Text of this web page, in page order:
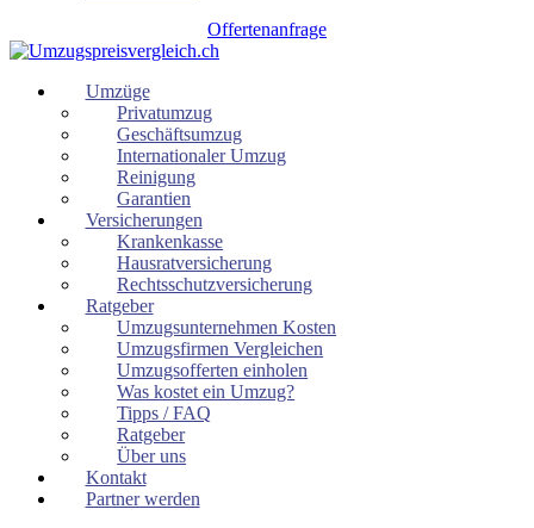
Offertenanfrage
Umzüge
Privatumzug
Geschäftsumzug
Internationaler Umzug
Reinigung
Garantien
Versicherungen
Krankenkasse
Hausratversicherung
Rechtsschutzversicherung
Ratgeber
Umzugsunternehmen Kosten
Umzugsfirmen Vergleichen
Umzugsofferten einholen
Was kostet ein Umzug?
Tipps / FAQ
Ratgeber
Über uns
Kontakt
Partner werden